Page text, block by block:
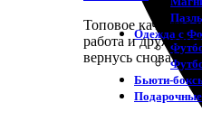
Одежда с
Бьюти-
Топовое качество
работа и
вернусь снова!